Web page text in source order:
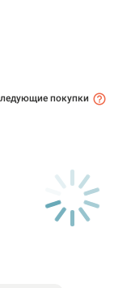
покупки